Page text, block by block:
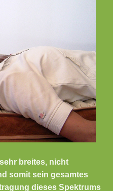
breites, nicht
somit sein gesamtes
dieses Spektrums